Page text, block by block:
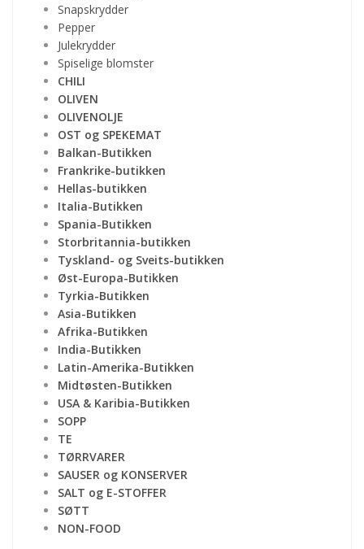
Snapskrydder
Pepper
Julekrydder
Spiselige blomster
CHILI
OLIVEN
OLIVENOLJE
OST og SPEKEMAT
Balkan-Butikken
Frankrike-butikken
Hellas-butikken
Italia-Butikken
Spania-Butikken
Storbritannia-butikken
Tyskland- og Sveits-butikken
Øst-Europa-Butikken
Tyrkia-Butikken
Asia-Butikken
Afrika-Butikken
India-Butikken
Latin-Amerika-Butikken
Midtøsten-Butikken
USA & Karibia-Butikken
SOPP
TE
TØRRVARER
SAUSER og KONSERVER
SALT og E-STOFFER
SØTT
NON-FOOD